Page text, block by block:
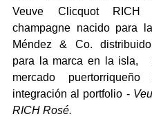
Veuve Clicquot RICH
champagne nacido para
Méndez & Co.
para la marca en la isla,
mercado
integración al portfolio -
RICH Rosé.